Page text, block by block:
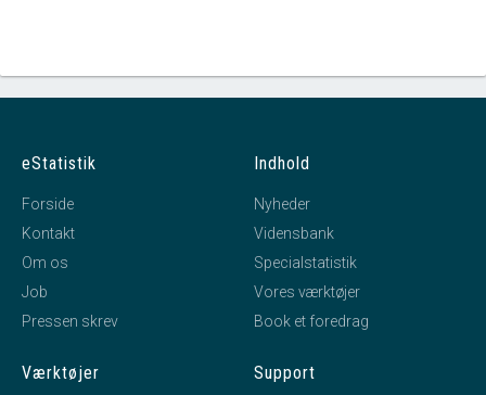
eStatistik
Forside
Kontakt
Om os
Job
Pressen skrev
Indhold
Nyheder
Vidensbank
Specialstatistik
Vores værktøjer
Book et foredrag
Værktøjer Support